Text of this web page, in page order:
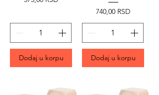
Dodaj u korpu
Price
740,00 RSD
Dodaj u korpu